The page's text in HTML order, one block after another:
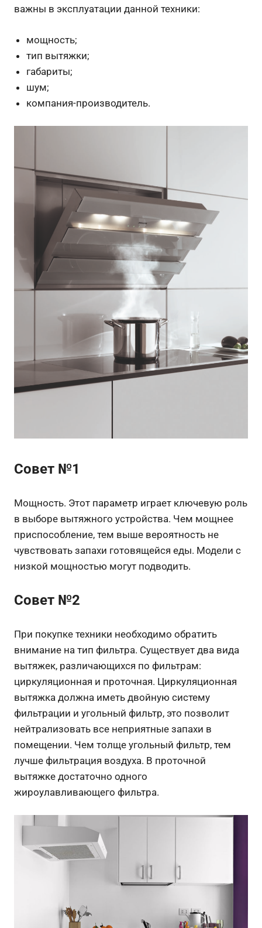
важны в эксплуатации данной техники:
мощность;
тип вытяжки;
габариты;
шум;
компания-производитель.
Совет №1
Мощность. Этот параметр играет ключевую роль
в выборе вытяжного устройства. Чем мощнее
приспособление, тем выше вероятность не
чувствовать запахи готовящейся еды. Модели с
низкой мощностью могут подводить.
Совет №2
При покупке техники необходимо обратить
внимание на тип фильтра. Существует два вида
вытяжек, различающихся по фильтрам:
циркуляционная и проточная. Циркуляционная
вытяжка должна иметь двойную систему
фильтрации и угольный фильтр, это позволит
нейтрализовать все неприятные запахи в
помещении. Чем толще угольный фильтр, тем
лучше фильтрация воздуха. В проточной
вытяжке достаточно одного
жироулавливающего фильтра.